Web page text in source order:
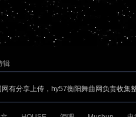
辑
网有分享上传，hy57衡阳舞曲网负责收集